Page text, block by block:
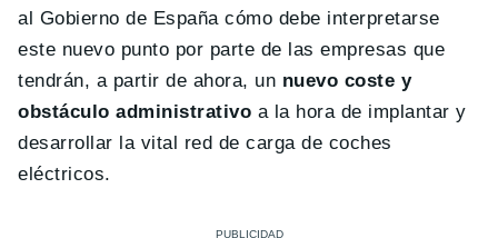
al Gobierno de España cómo debe interpretarse
este nuevo punto por parte de las empresas que
tendrán, a partir de ahora, un nuevo coste y
obstáculo administrativo a la hora de implantar y
desarrollar la vital red de carga de coches
eléctricos.